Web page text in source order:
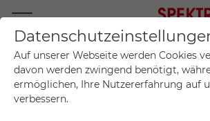
Auf unserer Webseite werden Cookies
davon werden zwingend benötigt,
ermöglichen, Ihre Nutzererfahrung auf
verbessern.